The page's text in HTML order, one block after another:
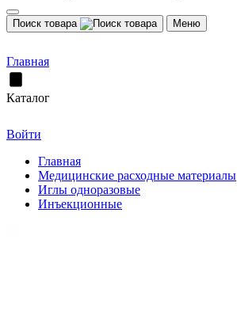
Поиск товара Меню
Главная
Каталог
Войти
Главная
Медицинские расходные материалы
Иглы одноразовые
Инъекционные